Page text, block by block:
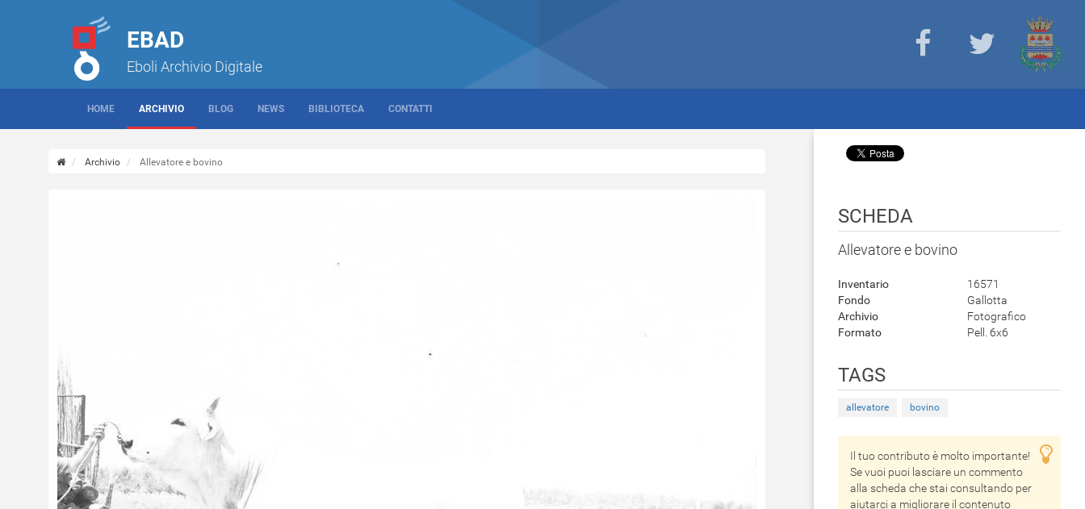
EBAD
Eboli Archivio Digitale
HOME ARCHIVIO BLOG NEWS BIBLIOTECA CONTATTI
Archivio Allevatore e bovino
SCHEDA
Allevatore e bovino
Inventario
16571
Fondo
Gallotta
Archivio
Fotografico
Formato
Pell. 6x6
TAGS
allevatore bovino
Il tuo contributo è molto importante!
Se vuoi puoi lasciare un commento
alla scheda che stai consultando per
aiutarci a migliorare il contenuto